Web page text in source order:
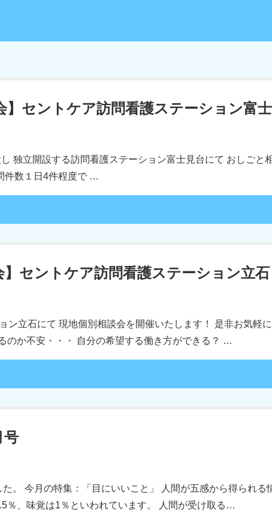
セントケア訪問看護ステーション富
独立開設する訪問看護ステーション富士見台にて おしごと
件数１日4件程度で …
】セントケア訪問看護ステーション立石
ン立石にて 現地個別相談会を開催いたします！ 是非お気軽
のか不安・・・ 自分の希望する働き方ができる？ …
号
。 今月の特集：「目にいいこと」 人間が五感から得られる
％、味覚は1％といわれています。 人間が受け取る…